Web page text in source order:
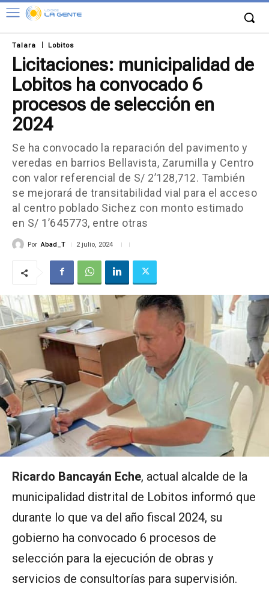
Talara Lobitos
Licitaciones: municipalidad de
Lobitos ha convocado 6
procesos de selección en
2024
Se ha convocado la reparación del pavimento y
veredas en barrios Bellavista, Zarumilla y Centro
con valor referencial de S/ 2’128,712. También
se mejorará de transitabilidad vial para el acceso
al centro poblado Sichez con monto estimado
en S/ 1’645773, entre otras
Por Abad_T 2 julio, 2024
Ricardo Bancayán Eche, actual alcalde de la
municipalidad distrital de Lobitos informó que
durante lo que va del año fiscal 2024, su
gobierno ha convocado 6 procesos de
selección para la ejecución de obras y
servicios de consultorías para supervisión.